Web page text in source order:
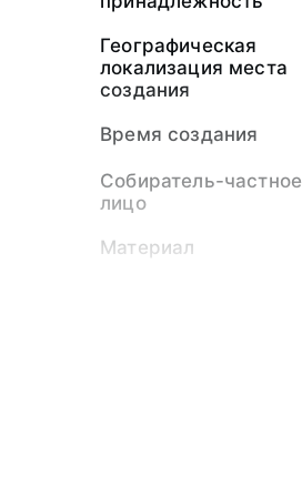
Географическая
локализация места
создания
Время создания
Собиратель-частное
лицо
Материал